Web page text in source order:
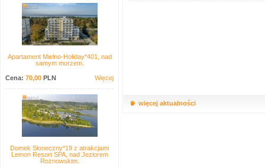
Apartament Mielno-Holiday*401, nad
samym morzem.
Cena: 70,00 PLN Więcej
Domek Słoneczny*19 z atrakcjami
Lemon Resort SPA, nad Jeziorem
Rożnowskim.
więcej aktualności